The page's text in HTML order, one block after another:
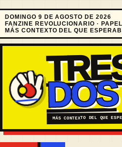
DOMINGO 9 DE AGOSTO DE 2026
FANZINE REVOLUCIONARIO ·
MÁS CONTEXTO DEL QUE
DOS
MÁS CONTEXTO DEL QUE